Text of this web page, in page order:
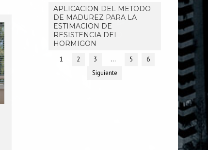
APLICACION DEL METODO
DE MADUREZ PARA LA
ESTIMACION DE
RESISTENCIA DEL
HORMIGON
1 2 3 … 5
6
Siguiente